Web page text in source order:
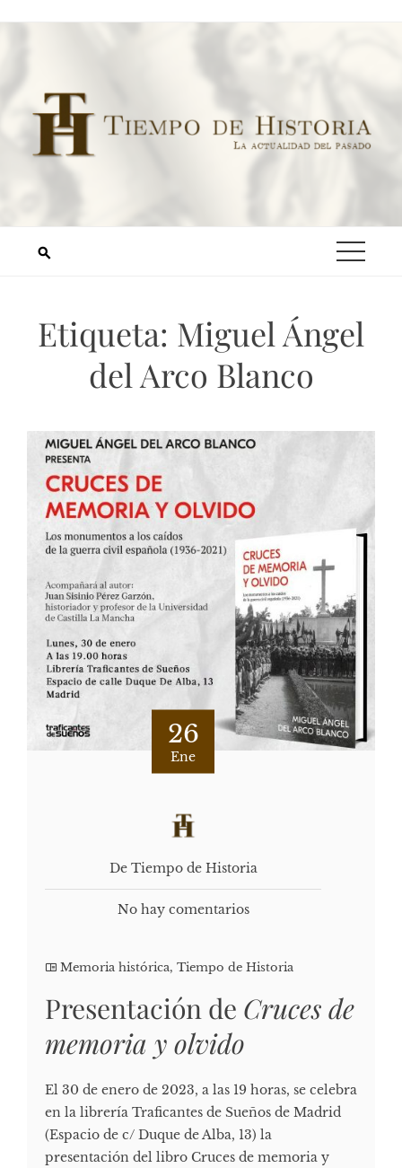
Etiqueta: Miguel Ángel
del Arco Blanco
26
Ene
De Tiempo de Historia
No hay comentarios
Memoria histórica, Tiempo de Historia
Presentación de Cruces de
memoria y olvido
El 30 de enero de 2023, a las 19 horas, se celebra
en la librería Traficantes de Sueños de Madrid
(Espacio de c/ Duque de Alba, 13) la
presentación del libro Cruces de memoria y